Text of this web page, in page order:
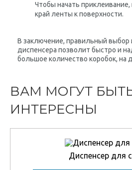
Чтобы начать
край ленты к поверхности.
В заключение, правильный выбор
диспенсера позволит быстро и
большое количество коробок, на
ВАМ МОГУТ
ИНТЕРЕСНЫ
Диспенсер для